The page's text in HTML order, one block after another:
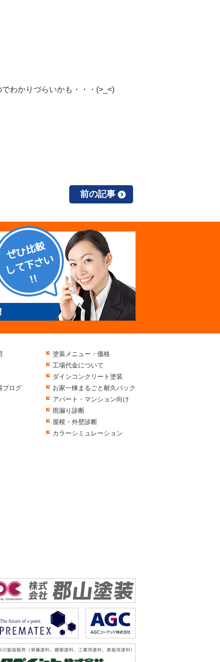
わかりづらいかも・・・(>_<)
前の記事
ブログ
塗装メニュー・価格
工場代金について
ダインコンクリート塗装
お家一棟まるごと耐久パック
アパート・マンション向け
雨漏り診断
屋根・外壁診断
カラーシミュレーション